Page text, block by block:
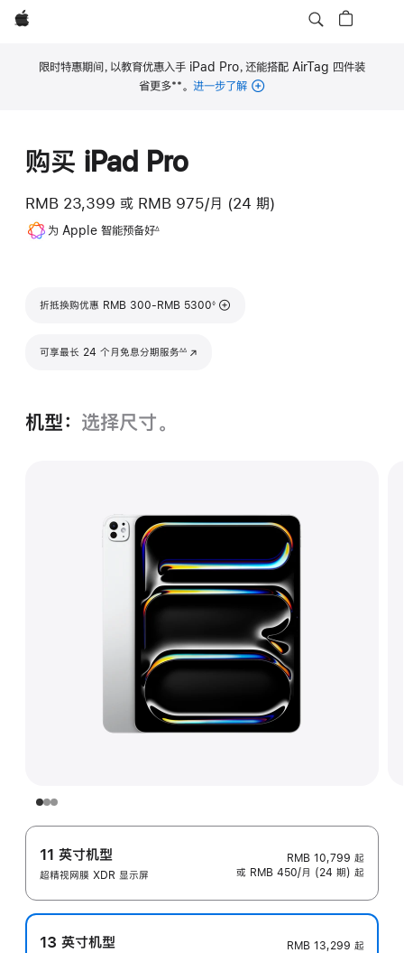
Apple
限时特惠期间，以教育优惠入手 iPad Pro，还能搭配 AirTag 四件装
省更多**。进一步了解
购买 iPad Pro
RMB 23,399 或 RMB 975/月 (24 期)
为 Apple 智能预备好∆
折抵换购优惠 RMB 300-RMB 5300
脚注
◊
可享最长 24 个月免息分期服务∆∆
(在新窗口中打开)
机型： 选择尺寸。
11 英寸机型
超精视网膜 XDR 显示屏
RMB 10,799 起
或 RMB 450/月 (24 期) 起
13 英寸机型 RMB 13,299 起